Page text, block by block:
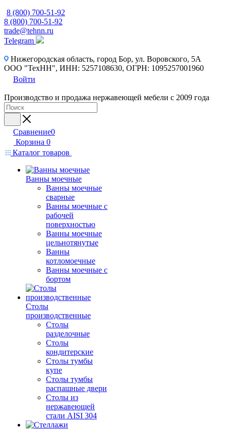
8 (800) 700-51-92
8 (800) 700-51-92
trade@tehnn.ru
Telegram
Нижегородская область, город Бор, ул. Воровского, 5А
ООО "ТехНН", ИНН: 5257108630, ОГРН: 1095257001960
Войти
Производство и продажа нержавеющей мебели с 2009 года
Сравнение0
Корзина 0
Каталог товаров
Ванны моечные
Ванны моечные
сварные
Ванны моечные с
рабочей
поверхностью
Ванны моечные
цельнотянутые
Ванны
котломоечные
Ванны моечные с
бортом
Столы
производственные
Столы
разделочные
Столы
кондитерские
Столы тумбы
купе
Столы тумбы
распашные двери
Столы из
нержавеющей
стали AISI 304